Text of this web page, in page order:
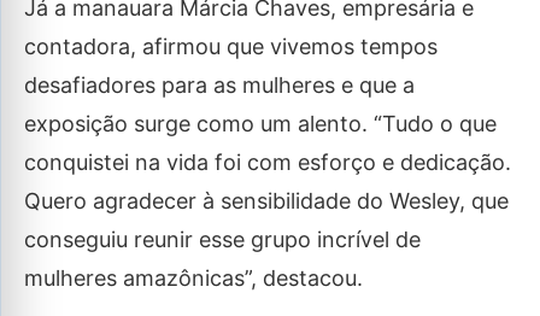
Já a manauara Márcia Chaves, empresária e
contadora, afirmou que vivemos tempos
desafiadores para as mulheres e que a
exposição surge como um alento. “Tudo o que
conquistei na vida foi com esforço e dedicação.
Quero agradecer à sensibilidade do Wesley, que
conseguiu reunir esse grupo incrível de
mulheres amazônicas”, destacou.